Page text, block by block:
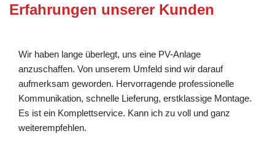
Erfahrungen unserer Kunden
Wir haben lange überlegt, uns eine PV-Anlage
anzuschaffen. Von unserem Umfeld sind wir darauf
aufmerksam geworden. Hervorragende professionelle
Kommunikation, schnelle Lieferung, erstklassige Montage.
Es ist ein Komplettservice. Kann ich zu voll und ganz
weiterempfehlen.